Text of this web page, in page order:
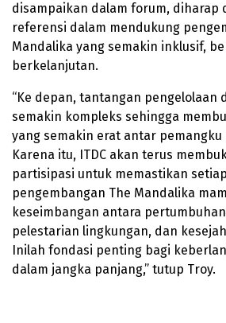
disampaikan dalam forum, diharap
referensi dalam mendukung
Mandalika yang semakin inklusif,
berkelanjutan.
“Ke depan, tantangan pengelolaan
semakin kompleks sehingga
yang semakin erat antar
Karena itu, ITDC akan terus
partisipasi untuk memastikan
pengembangan The Mandalika
keseimbangan antara
pelestarian lingkungan, dan
Inilah fondasi penting bagi
dalam jangka panjang,” tutup Troy.